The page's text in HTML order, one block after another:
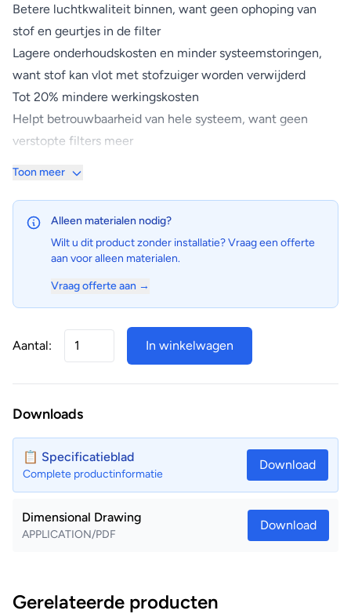
Betere luchtkwaliteit binnen, want geen ophoping van
stof en geurtjes in de filter
Lagere onderhoudskosten en minder systeemstoringen,
want stof kan vlot met stofzuiger worden verwijderd
Tot 20% mindere werkingskosten
Helpt betrouwbaarheid van hele systeem, want geen
verstopte filters meer
De filter reinigt zichzelf automatisch. Dit zorgt voor een
optimale energiezuinigheid en een maximum aan comfort
zonder dure of tijdrovende onderhoudswerken.
Toon meer
Alleen materialen nodig?
Wilt u dit product zonder installatie? Vraag een offerte
aan voor alleen materialen.
Vraag offerte aan →
Aantal: In winkelwagen
Downloads
📋 Specificatieblad
Complete productinformatie
Download
Dimensional Drawing
APPLICATION/PDF
Download
Gerelateerde producten